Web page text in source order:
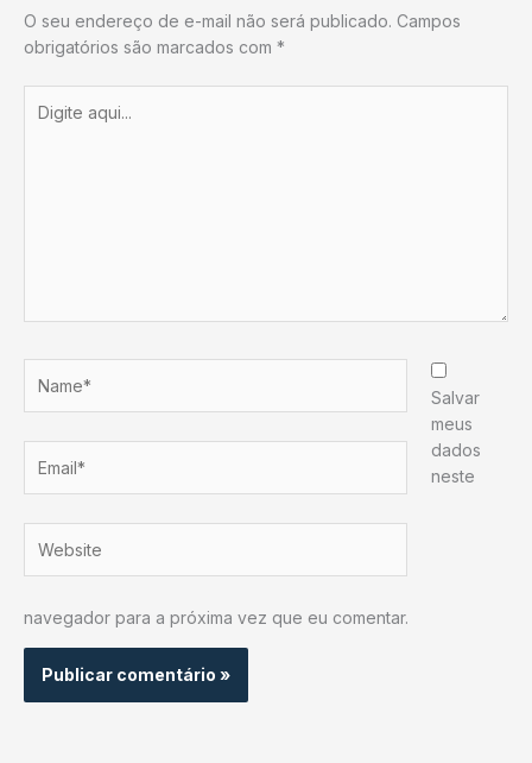
O seu endereço de e-mail não será publicado. Campos
obrigatórios são marcados com *
aqui...
Salvar
meus
dados
neste
navegador para a próxima vez que eu comentar.